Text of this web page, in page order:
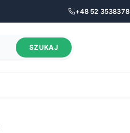
+48 52 3538378
SZUKAJ